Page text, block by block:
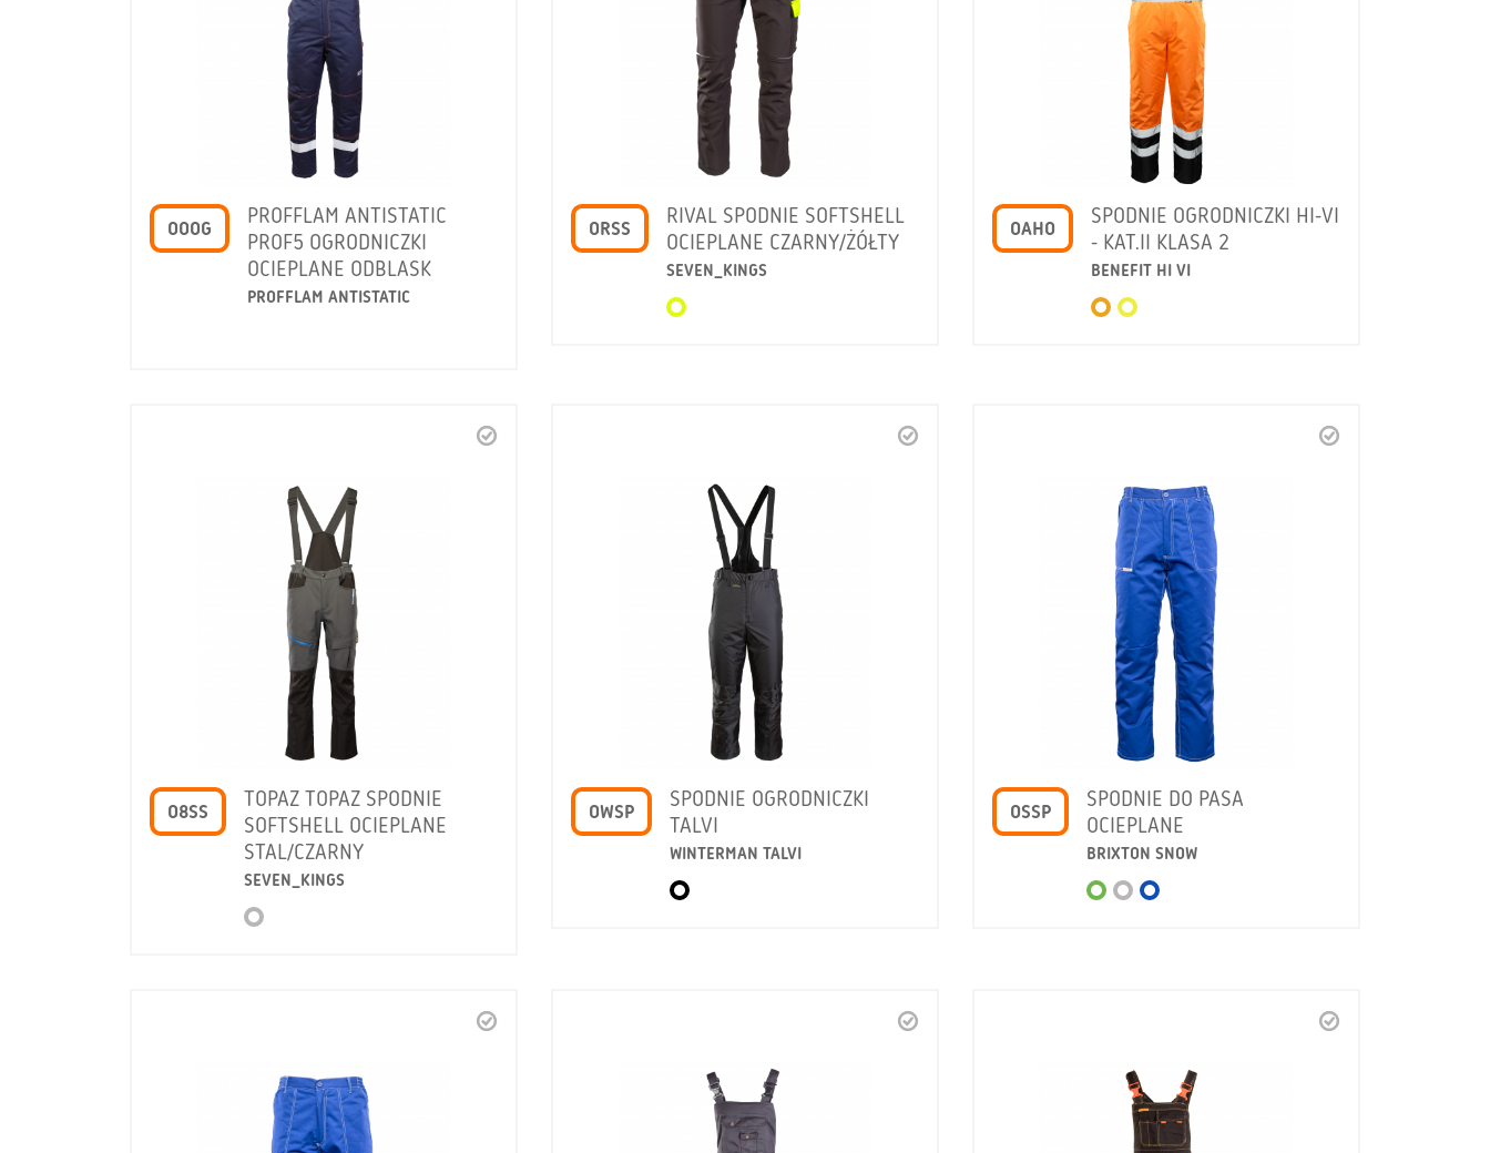
OOOG
PROFFLAM ANTISTATIC
PROF5 OGRODNICZKI
OCIEPLANE ODBLASK
PROFFLAM ANTISTATIC
ORSS
RIVAL SPODNIE SOFTSHELL
OCIEPLANE CZARNY/ŻÓŁTY
SEVEN_KINGS
OAHO
SPODNIE OGRODNICZKI HI-VI
- KAT.II KLASA 2
BENEFIT HI VI
O8SS
TOPAZ TOPAZ SPODNIE
SOFTSHELL OCIEPLANE
STAL/CZARNY
SEVEN_KINGS
OWSP
SPODNIE OGRODNICZKI
TALVI
WINTERMAN TALVI
OSSP
SPODNIE DO PASA
OCIEPLANE
BRIXTON SNOW